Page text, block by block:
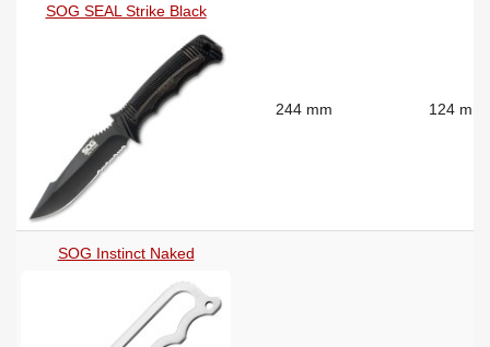
SOG SEAL Strike Black
244 mm 124 mm
SOG Instinct Naked